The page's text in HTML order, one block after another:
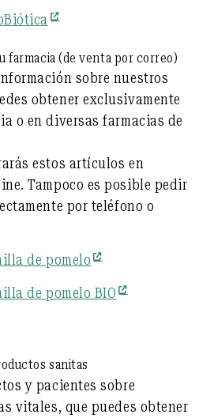
farmacia (de venta por correo)
sobre nuestros
obtener exclusivamente
o en diversas farmacias de
estos artículos en
Tampoco es posible pedir
por teléfono o
de pomelo
de pomelo BIO
sanitas
y pacientes sobre
vitales, que puedes obtener